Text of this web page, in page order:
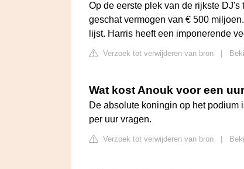
Op de eerste plek van de rijkste
geschat vermogen van € 500
lijst. Harris heeft een imponerende
Verzoek tot verwijderen van bron
Wat kost Anouk voor een
De absolute koningin op het podium
per uur vragen.
Verzoek tot verwijderen van bron